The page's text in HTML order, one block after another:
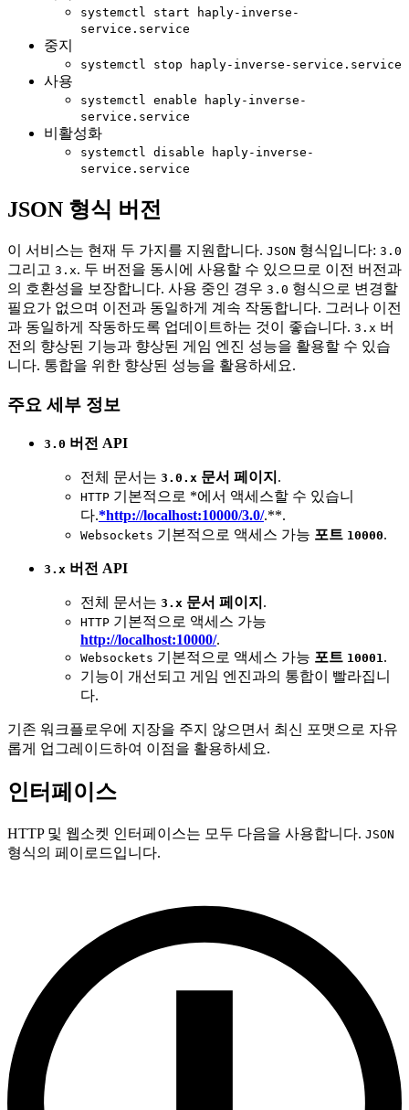
systemctl start haply-inverse-
service.service
중지
systemctl stop haply-inverse-service.service
사용
systemctl enable haply-inverse-
service.service
비활성화
systemctl disable haply-inverse-
service.service
JSON 형식 버전
이 서비스는 현재 두 가지를 지원합니다. JSON 형식입니다: 3.0
그리고 3.x. 두 버전을 동시에 사용할 수 있으므로 이전 버전과
의 호환성을 보장합니다. 사용 중인 경우 3.0 형식으로 변경할
필요가 없으며 이전과 동일하게 계속 작동합니다. 그러나 이전
과 동일하게 작동하도록 업데이트하는 것이 좋습니다. 3.x 버
전의 향상된 기능과 향상된 게임 엔진 성능을 활용할 수 있습
니다. 통합을 위한 향상된 성능을 활용하세요.
주요 세부 정보
3.0 버전 API
전체 문서는 3.0.x 문서 페이지 .
HTTP 기본적으로 *에서 액세스할 수 있습니
다.*http://localhost:10000/3.0/.**.
Websockets 기본적으로 액세스 가능 포트 10000.
3.x 버전 API
전체 문서는 3.x 문서 페이지 .
HTTP 기본적으로 액세스 가능
http://localhost:10000/.
Websockets 기본적으로 액세스 가능 포트 10001 .
기능이 개선되고 게임 엔진과의 통합이 빨라집니
다.
기존 워크플로우에 지장을 주지 않으면서 최신 포맷으로 자유
롭게 업그레이드하여 이점을 활용하세요.
인터페이스
HTTP 및 웹소켓 인터페이스는 모두 다음을 사용합니다. JSON
형식의 페이로드입니다.